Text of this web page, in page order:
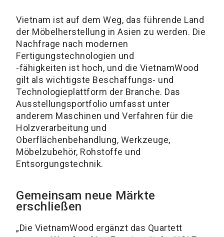
Vietnam ist auf dem Weg, das führende Land
der Möbelherstellung in Asien zu werden. Die
Nachfrage nach modernen
Fertigungstechnologien und
-fähigkeiten ist hoch, und die VietnamWood
gilt als wichtigste Beschaffungs- und
Technologieplattform der Branche. Das
Ausstellungsportfolio umfasst unter
anderem Maschinen und Verfahren für die
Holzverarbeitung und
Oberflächenbehandlung, Werkzeuge,
Möbelzubehör, Rohstoffe und
Entsorgungstechnik.
Gemeinsam neue Märkte
erschließen
„Die VietnamWood ergänzt das Quartett